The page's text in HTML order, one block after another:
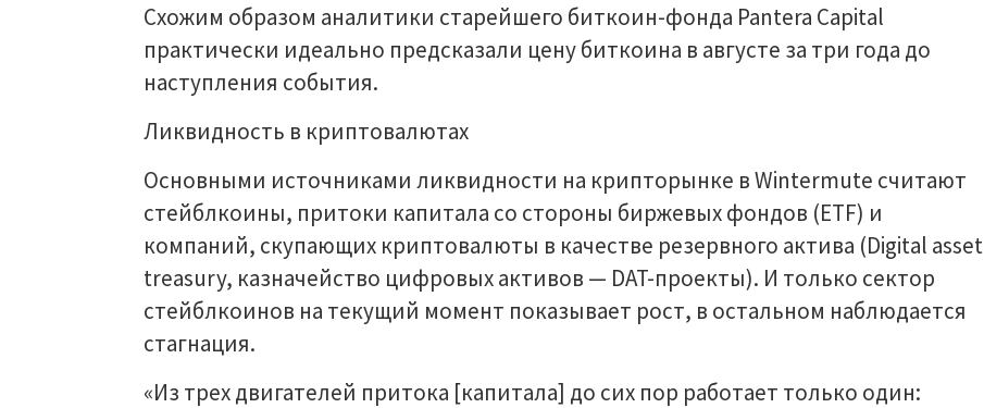
Схожим образом аналитики старейшего биткоин-фонда Pantera Capital
практически идеально предсказали цену биткоина в августе за три года до
наступления события.
Ликвидность в криптовалютах
Основными источниками ликвидности на крипторынке в Wintermute считают
стейблкоины, притоки капитала со стороны биржевых фондов (ETF) и
компаний, скупающих криптовалюты в качестве резервного актива (Digital asset
treasury, казначейство цифровых активов — DAT-проекты). И только сектор
стейблкоинов на текущий момент показывает рост, в остальном наблюдается
стагнация.
«Из трех двигателей притока [капитала] до сих пор работает только один: